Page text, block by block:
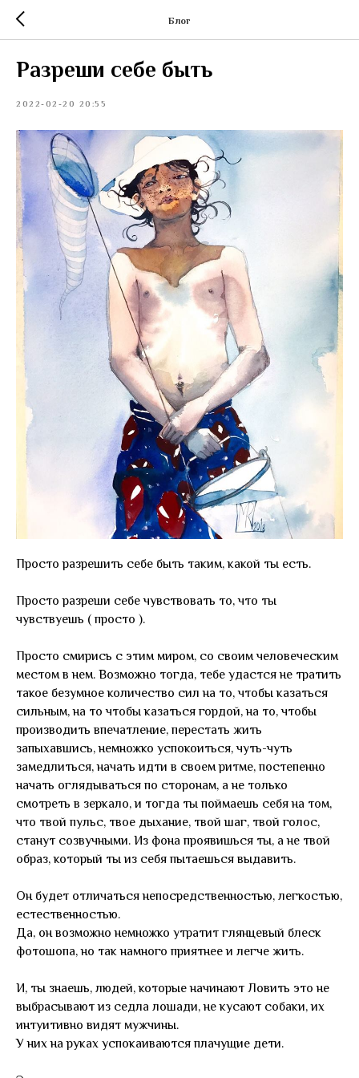
Блог
Разреши себе быть
2022-02-20 20:55
Просто разрешить себе быть таким, какой ты есть.
Просто разреши себе чувствовать то, что ты
чувствуешь ( просто ).
Просто смирись с этим миром, со своим человеческим
местом в нем. Возможно тогда, тебе удастся не тратить
такое безумное количество сил на то, чтобы казаться
сильным, на то чтобы казаться гордой, на то, чтобы
производить впечатление, перестать жить
запыхавшись, немножко успокоиться, чуть-чуть
замедлиться, начать идти в своем ритме, постепенно
начать оглядываться по сторонам, а не только
смотреть в зеркало, и тогда ты поймаешь себя на том,
что твой пульс, твое дыхание, твой шаг, твой голос,
станут созвучными. Из фона проявишься ты, а не твой
образ, который ты из себя пытаешься выдавить.
Он будет отличаться непосредственностью, легкостью,
естественностью.
Да, он возможно немножко утратит глянцевый блеск
фотошопа, но так намного приятнее и легче жить.
И, ты знаешь, людей, которые начинают Ловить это не
выбрасывают из седла лошади, не кусают собаки, их
интуитивно видят мужчины.
У них на руках успокаиваются плачущие дети.